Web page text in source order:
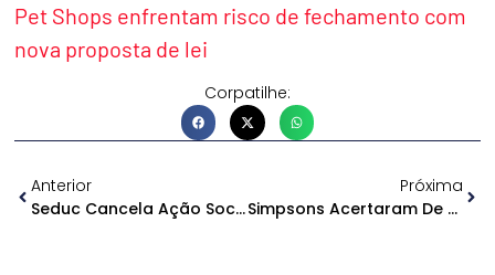
Pet Shops enfrentam risco de fechamento com
nova proposta de lei
Corpatilhe:
Anterior
Seduc Cancela Ação Social Em Urucará E Cria Mal Estar Com Deputado Federal
Próxima
Simpsons Acertaram De Novo. Donald Trump Morreu?